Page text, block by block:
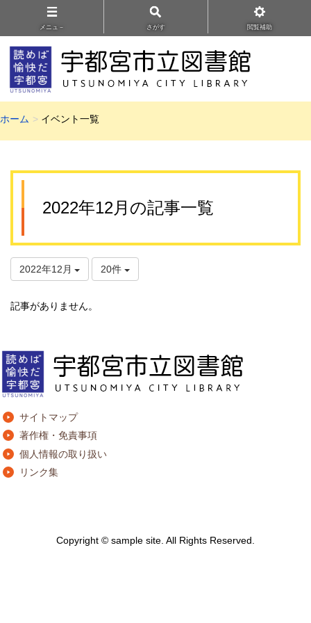
メニュ－ さがす 閲覧補助
ホーム イベント一覧
2022年12月の記事一覧
2022年12月 20件
記事がありません。
サイトマップ
著作権・免責事項
個人情報の取り扱い
リンク集
Copyright © sample site. All Rights Reserved.